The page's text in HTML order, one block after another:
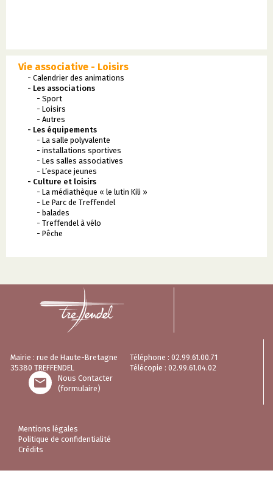
Vie associative - Loisirs
- Calendrier des animations
- Les associations
- Sport
- Loisirs
- Autres
- Les équipements
- La salle polyvalente
- installations sportives
- Les salles associatives
- L’espace jeunes
- Culture et loisirs
- La médiathèque « le lutin Kili »
- Le Parc de Treffendel
- balades
- Treffendel à vélo
- Pêche
Mairie : rue de Haute-Bretagne
35380 TREFFENDEL
Téléphone : 02.99.61.00.71
Télécopie : 02.99.61.04.02

Nous Contacter
(formulaire)
Mentions légales
Politique de confidentialité
Crédits